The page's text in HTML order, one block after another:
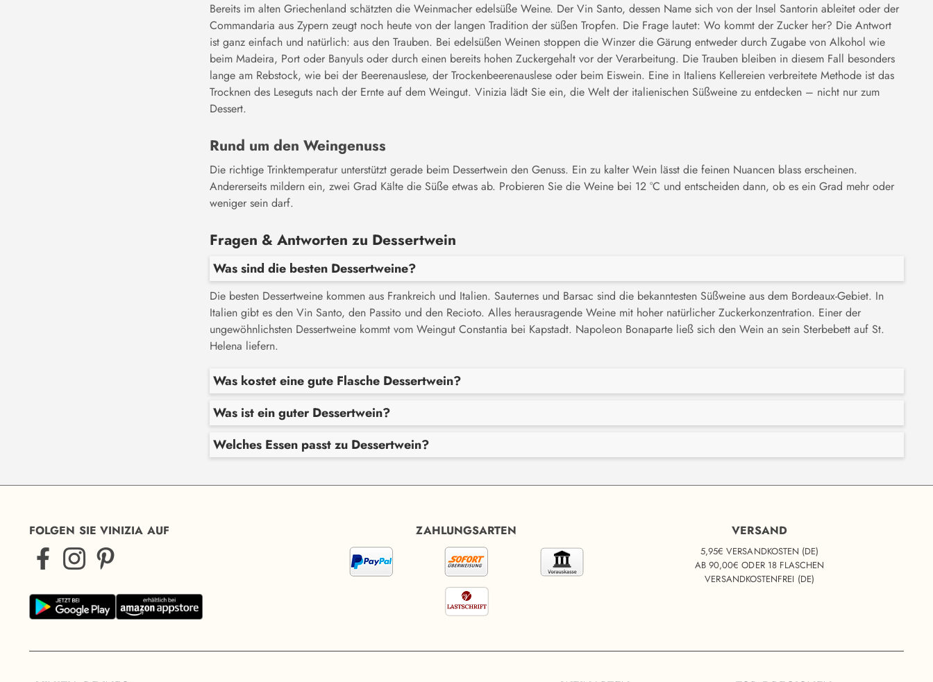
Bereits im alten Griechenland schätzten die Weinmacher edelsüße Weine. Der Vin Santo, dessen Name sich von der Insel Santorin ableitet oder der
Commandaria aus Zypern zeugt noch heute von der langen Tradition der süßen Tropfen. Die Frage lautet: Wo kommt der Zucker her? Die Antwort
ist ganz einfach und natürlich: aus den Trauben. Bei edelsüßen Weinen stoppen die Winzer die Gärung entweder durch Zugabe von Alkohol wie
beim Madeira, Port oder Banyuls oder durch einen bereits hohen Zuckergehalt vor der Verarbeitung. Die Trauben bleiben in diesem Fall besonders
lange am Rebstock, wie bei der Beerenauslese, der Trockenbeerenauslese oder beim Eiswein. Eine in Italiens Kellereien verbreitete Methode ist das
Trocknen des Leseguts nach der Ernte auf dem Weingut. Vinizia lädt Sie ein, die Welt der italienischen Süßweine zu entdecken – nicht nur zum
Dessert.
Rund um den Weingenuss
Die richtige Trinktemperatur unterstützt gerade beim Dessertwein den Genuss. Ein zu kalter Wein lässt die feinen Nuancen blass erscheinen.
Andererseits mildern ein, zwei Grad Kälte die Süße etwas ab. Probieren Sie die Weine bei 12 °C und entscheiden dann, ob es ein Grad mehr oder
weniger sein darf.
Fragen & Antworten zu Dessertwein
Was sind die besten Dessertweine?
Die besten Dessertweine kommen aus Frankreich und Italien. Sauternes und Barsac sind die bekanntesten Süßweine aus dem Bordeaux-Gebiet. In
Italien gibt es den Vin Santo, den Passito und den Recioto. Alles herausragende Weine mit hoher natürlicher Zuckerkonzentration. Einer der
ungewöhnlichsten Dessertweine kommt vom Weingut Constantia bei Kapstadt. Napoleon Bonaparte ließ sich den Wein an sein Sterbebett auf St.
Helena liefern.
Was kostet eine gute Flasche Dessertwein?
Was ist ein guter Dessertwein?
Welches Essen passt zu Dessertwein?
FOLGEN SIE VINIZIA AUF ZAHLUNGSARTEN VERSAND
5,95€ VERSANDKOSTEN (DE)
AB 90,00€ ODER 18 FLASCHEN
VERSANDKOSTENFREI (DE)